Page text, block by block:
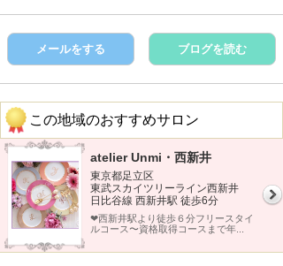
メールをする ブログを読む
この地域のおすすめサロン
atelier Unmi・西新井
東京都足立区
東武スカイツリーライン西新井
日比谷線 西新井駅 徒歩6分
❤︎西新井駅より徒歩６分フリースタイ
ルコース〜資格取得コースまで年...